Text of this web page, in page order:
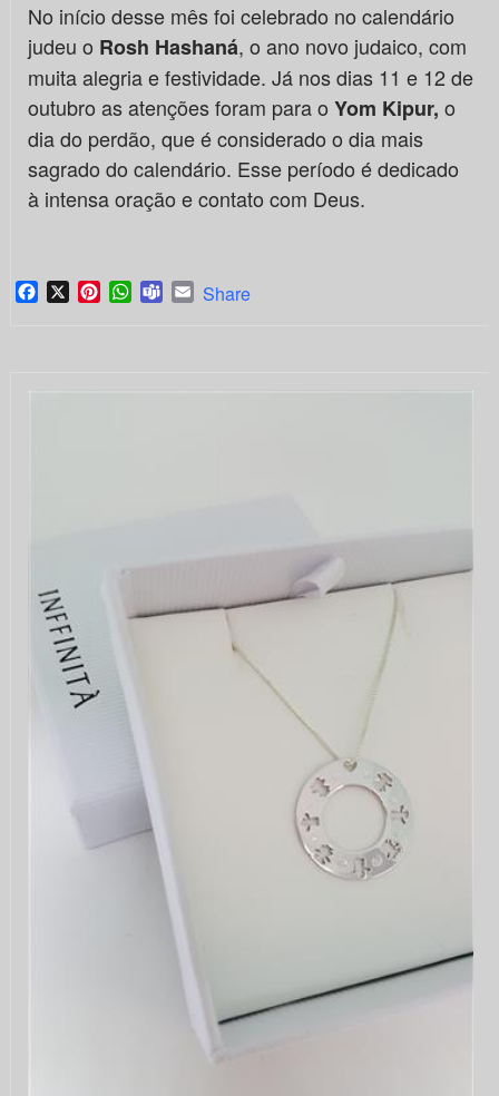
No início desse mês foi celebrado no calendário
judeu o Rosh Hashaná, o ano novo judaico, com
muita alegria e festividade. Já nos dias 11 e 12 de
outubro as atenções foram para o Yom Kipur, o
dia do perdão, que é considerado o dia mais
sagrado do calendário. Esse período é dedicado
à intensa oração e contato com Deus.
Facebook
X PinterestWhatsApp
TeamsEmail
Share